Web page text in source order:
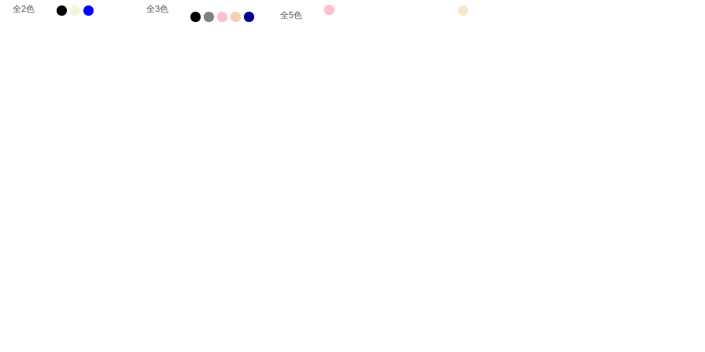
全2色 全3色
全5色